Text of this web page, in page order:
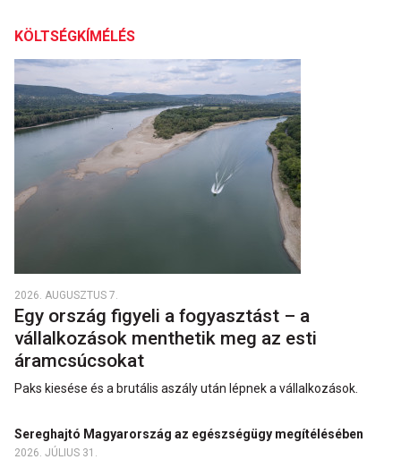
KÖLTSÉGKÍMÉLÉS
2026. AUGUSZTUS 7.
Egy ország figyeli a fogyasztást – a
vállalkozások menthetik meg az esti
áramcsúcsokat
Paks kiesése és a brutális aszály után lépnek a vállalkozások.
Sereghajtó Magyarország az egészségügy megítélésében
2026. JÚLIUS 31.